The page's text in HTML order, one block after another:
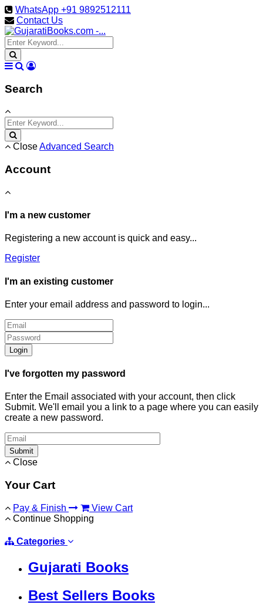
WhatsApp +91 9892512111
Contact Us
Search
CloseAdvanced Search
Account
I'm a new customer
Registering a new account is quick and easy...
Register
I'm an existing customer
Enter your email address and password to login...
Login
I've forgotten my password
Enter the Email associated with your account, then click
Submit. We'll email you a link to a page where you can easily
create a new password.
Submit
Close
Your Cart
Pay & Finish
View Cart
Continue Shopping
Categories
Gujarati Books
Best Sellers Books